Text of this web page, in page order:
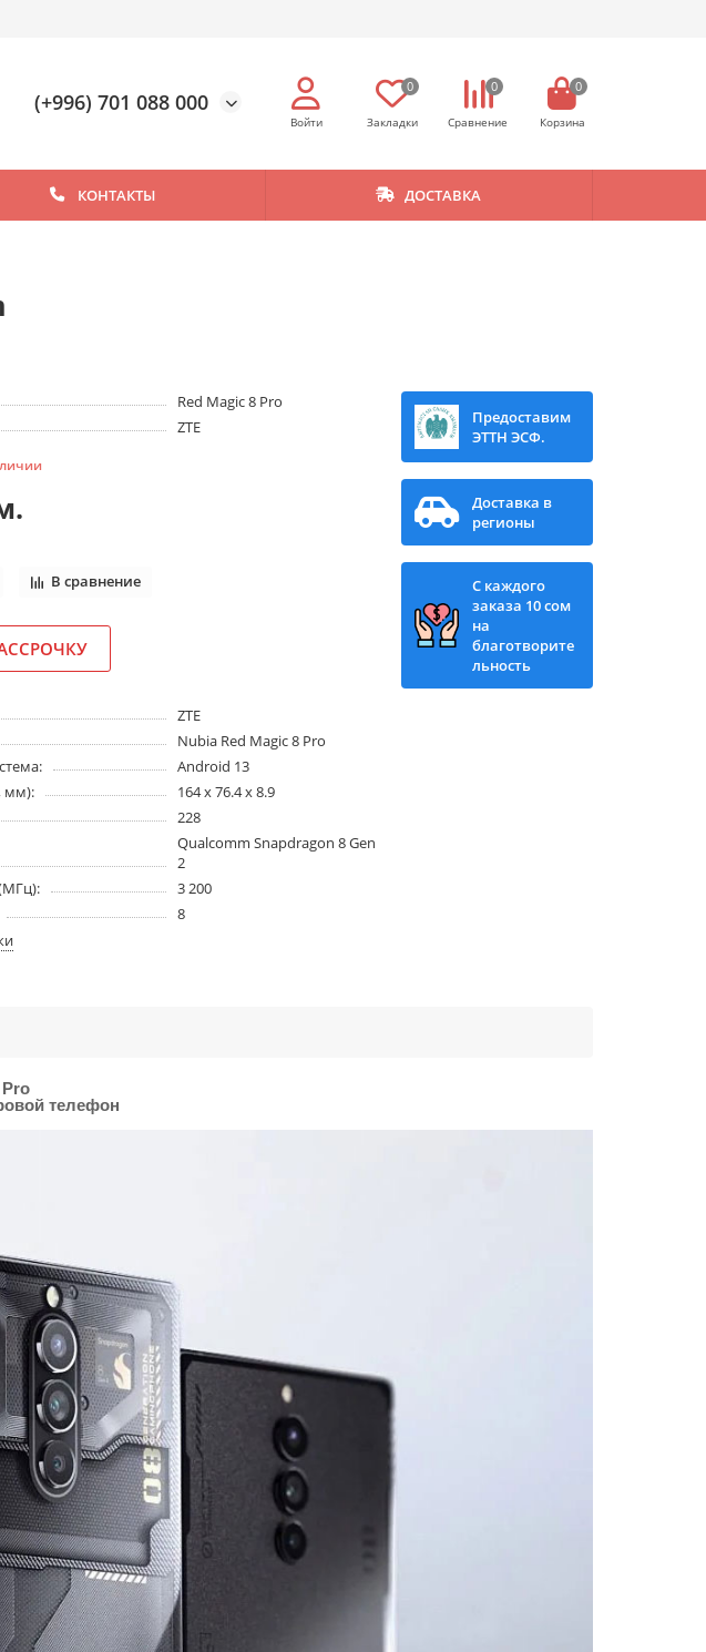
(+996) 701 088 000
0 0 0
КОНТАКТЫ ДОСТАВКА
Red Magic 8 Pro
ZTE
В сравнение
ZTE
Nubia Red Magic 8 Pro
Android 13
мм):
164 x 76.4 x 8.9
228
Qualcomm Snapdragon 8 Gen
2
3 200
8
Предоставим
ЭТТН ЭСФ.
Доставка в
регионы
С каждого
заказа 10 сом
на
благотворите
льность
Pro
телефон